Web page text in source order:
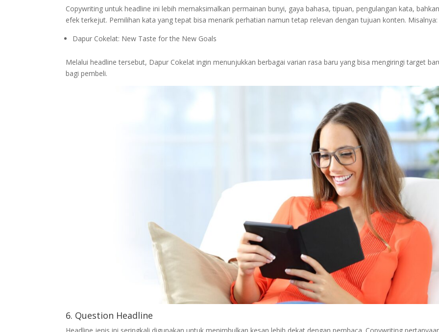
Copywriting untuk headline ini lebih memaksimalkan permainan bunyi, gaya bahasa, tipuan, pengulangan kata,
efek terkejut. Pemilihan kata yang tepat bisa menarik perhatian namun tetap relevan dengan tujuan konten. Misalnya:
Dapur Cokelat: New Taste for the New Goals
Melalui headline tersebut, Dapur Cokelat ingin menunjukkan berbagai varian rasa baru yang bisa mengiringi target
bagi pembeli.
6. Question Headline